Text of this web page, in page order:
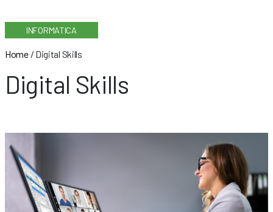
INFORMATICA
Home/ Digital Skills
Digital Skills